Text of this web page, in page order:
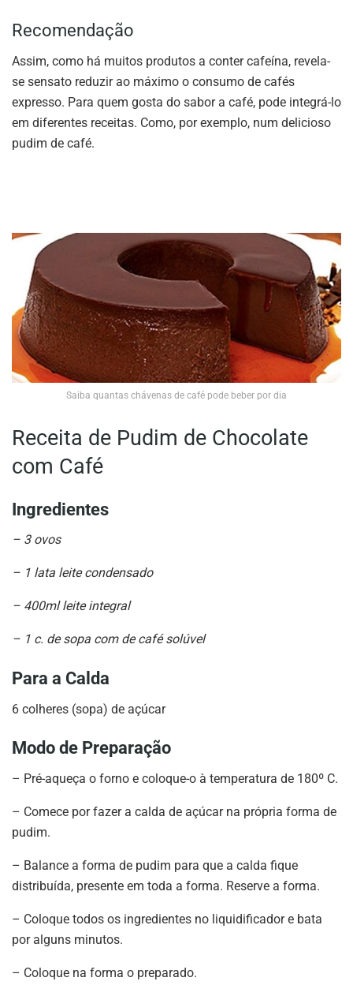
Recomendação
Assim, como há muitos produtos a conter cafeína, revela-
se sensato reduzir ao máximo o consumo de cafés
expresso. Para quem gosta do sabor a café, pode integrá-lo
em diferentes receitas. Como, por exemplo, num delicioso
pudim de café.
Saiba quantas chávenas de café pode beber por dia
Receita de Pudim de Chocolate
com Café
Ingredientes
– 3 ovos
– 1 lata leite condensado
– 400ml leite integral
– 1 c. de sopa com de café solúvel
Para a Calda
6 colheres (sopa) de açúcar
Modo de Preparação
– Pré-aqueça o forno e coloque-o à temperatura de 180º C.
– Comece por fazer a calda de açúcar na própria forma de
pudim.
– Balance a forma de pudim para que a calda fique
distribuída, presente em toda a forma. Reserve a forma.
– Coloque todos os ingredientes no liquidificador e bata
por alguns minutos.
– Coloque na forma o preparado.